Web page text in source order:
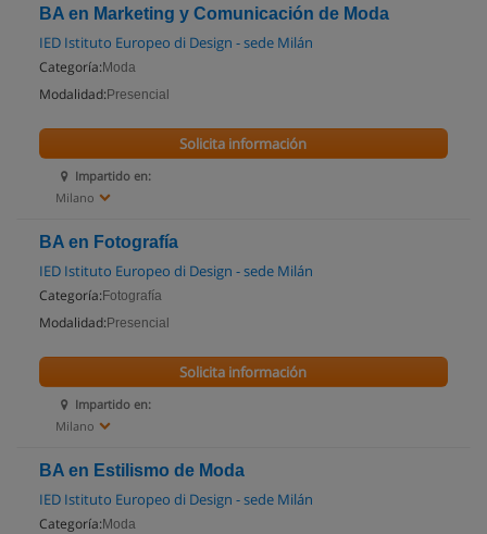
BA en Marketing y Comunicación de Moda
IED Istituto Europeo di Design - sede Milán
Categoría: Moda
Modalidad: Presencial
Impartido en:
Milano
Solicita información
BA en Fotografía
IED Istituto Europeo di Design - sede Milán
Categoría: Fotografía
Modalidad: Presencial
Impartido en:
Milano
Solicita información
BA en Estilismo de Moda
IED Istituto Europeo di Design - sede Milán
Categoría: Moda